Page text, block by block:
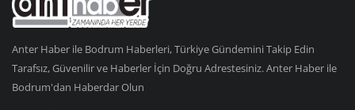
Anter Haber ile Bodrum Haberleri, Türkiye Gündemini Takip Edin
Tarafsız, Güvenilir ve Haberler İçin Doğru Adrestesiniz. Anter Haber ile
Bodrum'dan Haberdar Olun